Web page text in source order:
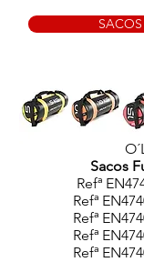
Sacos
Refª
Refª
Refª
Refª
Refª